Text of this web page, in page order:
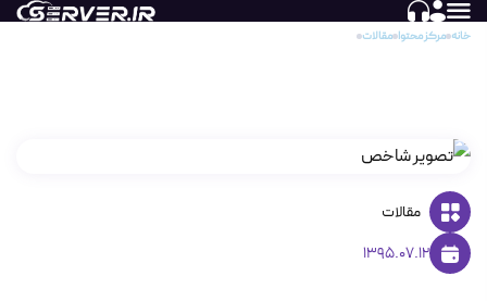
خانه مرکز محتوا مقالات
مقالات
1395.07.12